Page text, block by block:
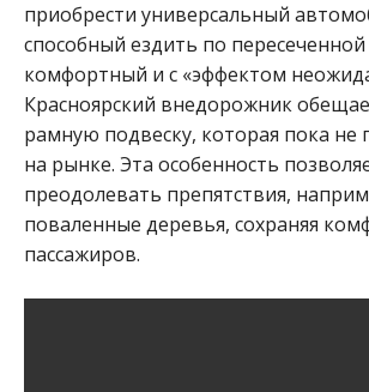
приобрести универсальный
способный ездить по
комфортный и с «эффектом
Красноярский внедорожник
рамную подвеску, которая пока не
на рынке. Эта особенность
преодолевать препятствия,
поваленные деревья, сохраняя
пассажиров.